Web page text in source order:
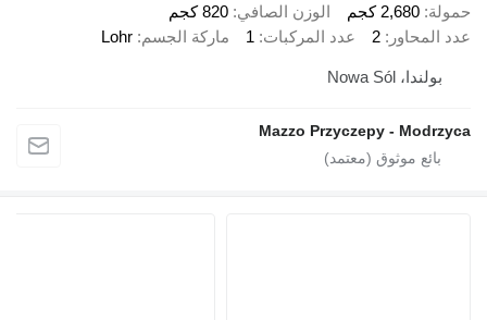
2,680 كجم
الوزن الصافي
820 كجم
2 عدد المركبات 1 ماركة الجسم Lohr
Mazzo Przyczepy -